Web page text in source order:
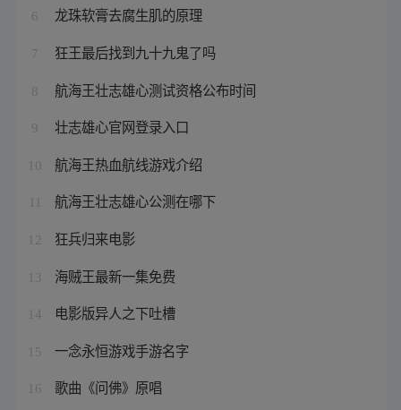
6 龙珠软膏去腐生肌的原理
7 狂王最后找到九十九鬼了吗
8 航海王壮志雄心测试资格公布时间
9 壮志雄心官网登录入口
10 航海王热血航线游戏介绍
航海王壮志雄心公测在哪下
12 狂兵归来电影
13 海贼王最新一集免费
14 电影版异人之下吐槽
15 一念永恒游戏手游名字
16 歌曲《问佛》原唱